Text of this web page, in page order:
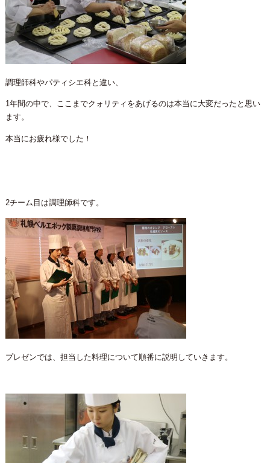
調理師科やパティシエ科と違い、
1年間の中で、ここまでクォリティをあげるのは本当に大変だったと思い
ます。
本当にお疲れ様でした！
2チーム目は調理師科です。
プレゼンでは、担当した料理について順番に説明していきます。